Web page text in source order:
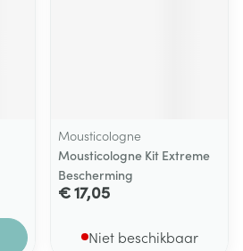
Mousticologne
Mousticologne Kit Extreme
Bescherming
€ 17,05
Niet beschikbaar